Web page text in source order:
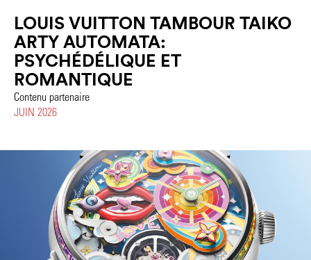
LOUIS VUITTON TAMBOUR TAIKO
ARTY AUTOMATA:
PSYCHÉDÉLIQUE ET
ROMANTIQUE
Contenu partenaire
JUIN 2026